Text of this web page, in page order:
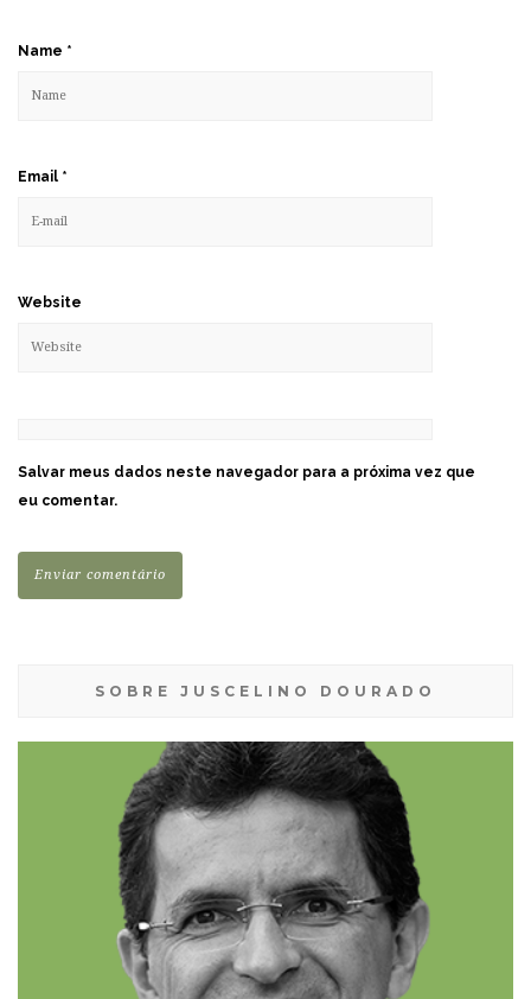
Name *
Email *
Website
Salvar meus dados neste navegador para a próxima vez que
eu comentar.
SOBRE JUSCELINO DOURADO